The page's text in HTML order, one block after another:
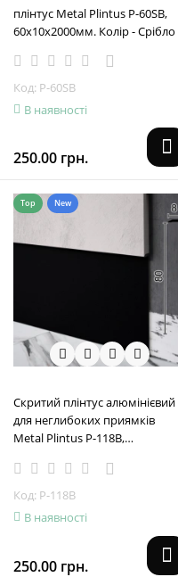
плінтус Metal Plintus P-60SB,
60х10х2000мм. Колір - Срібло
Код: P-60SB
В наявності
250.00 грн.
Top New
Скритий плінтус алюмінієвий
для неглибоких приямків
Metal Plintus P-118В,
Код: P-118B
В наявності
250.00 грн.